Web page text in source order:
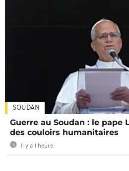
SOUDAN
Guerre au Soudan : le pape
des couloirs humanitaires
Il y a 1 heure